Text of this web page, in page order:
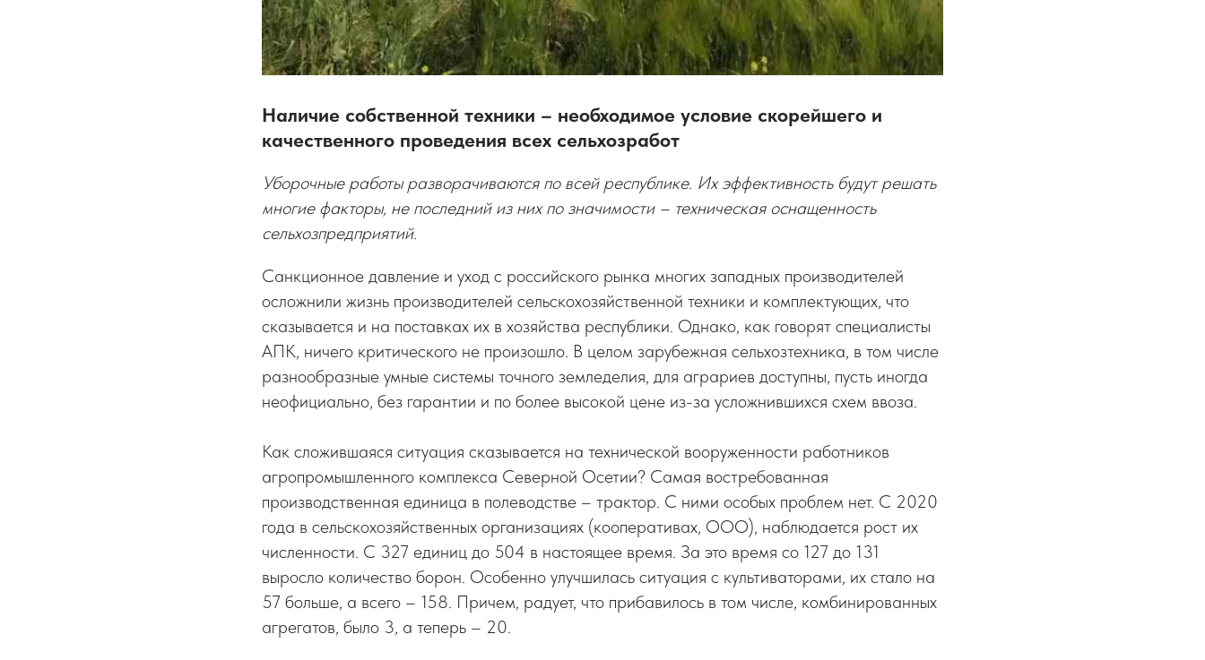
Наличие собственной техники – необходимое условие скорейшего и
качественного проведения всех сельхозработ
Уборочные работы разворачиваются по всей республике. Их эффективность будут решать
многие факторы, не последний из них по значимости – техническая оснащенность
сельхозпредприятий.
Санкционное давление и уход с российского рынка многих западных производителей
осложнили жизнь производителей сельскохозяйственной техники и комплектующих, что
сказывается и на поставках их в хозяйства республики. Однако, как говорят специалисты
АПК, ничего критического не произошло. В целом зарубежная сельхозтехника, в том числе
разнообразные умные системы точного земледелия, для аграриев доступны, пусть иногда
неофициально, без гарантии и по более высокой цене из-за усложнившихся схем ввоза.
Как сложившаяся ситуация сказывается на технической вооруженности работников
агропромышленного комплекса Северной Осетии? Самая востребованная
производственная единица в полеводстве – трактор. С ними особых проблем нет. С 2020
года в сельскохозяйственных организациях (кооперативах, ООО), наблюдается рост их
численности. С 327 единиц до 504 в настоящее время. За это время со 127 до 131
выросло количество борон. Особенно улучшилась ситуация с культиваторами, их стало на
57 больше, а всего – 158. Причем, радует, что прибавилось в том числе, комбинированных
агрегатов, было 3, а теперь – 20.